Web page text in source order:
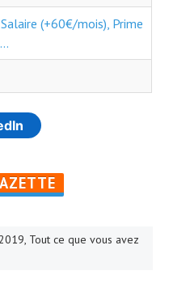
(+60€/mois), Prime
Tout ce que vous avez